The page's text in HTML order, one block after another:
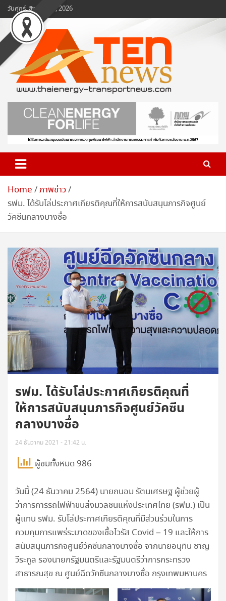
Skip
to
content
วันศุกร์, สิงหาคม 7, 2026
www.ten-news.com
ข่าวพลังงานและคมนาคม
Home ภาพข่าว
รฟม. ได้รับโล่ประกาศเกียรติคุณที่ให้การสนับสนุนภารกิจศูนย์
วัคซีนกลางบางซื่อ
รฟม. ได้รับโล่ประกาศเกียรติคุณที่
ให้การสนับสนุนภารกิจศูนย์วัคซีน
กลางบางซื่อ
24 ธันวาคม 2021 - 21:42 น.
ผู้ชมทั้งหมด 986
วันนี้ (24 ธันวาคม 2564) นายถนอม รัตนเศรษฐ ผู้ช่วยผู้
ว่าการการรถไฟฟ้าขนส่งมวลชนแห่งประเทศไทย (รฟม.) เป็น
ผู้แทน รฟม. รับโล่ประกาศเกียรติคุณที่มีส่วนร่วมในการ
ควบคุมการแพร่ระบาดของเชื้อไวรัส Covid – 19 และให้การ
สนับสนุนภารกิจศูนย์วัคซีนกลางบางซื่อ จากนายอนุทิน ชาญ
วีระกูล รองนายกรัฐมนตรีและรัฐมนตรีว่าการกระทรวง
สาธารณสุข ณ ศูนย์ฉีดวัคซีนกลางบางซื่อ กรุงเทพมหานคร